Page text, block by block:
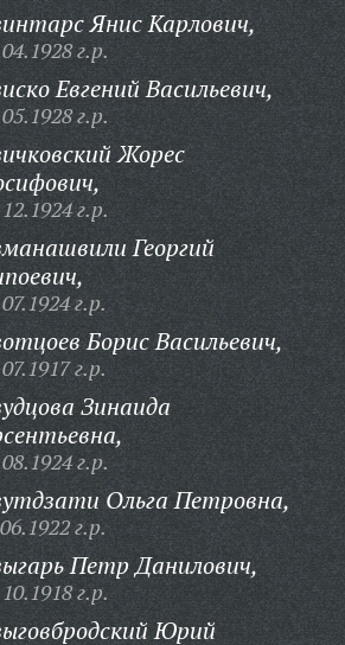
Янис Карлович,
г.р.
Евгений Васильевич,
г.р.
Жорес
г.р.
Георгий
г.р.
Борис Васильевич,
г.р.
Зинаида
г.р.
Ольга Петровна,
г.р.
Петр Данилович,
г.р.
Юрий